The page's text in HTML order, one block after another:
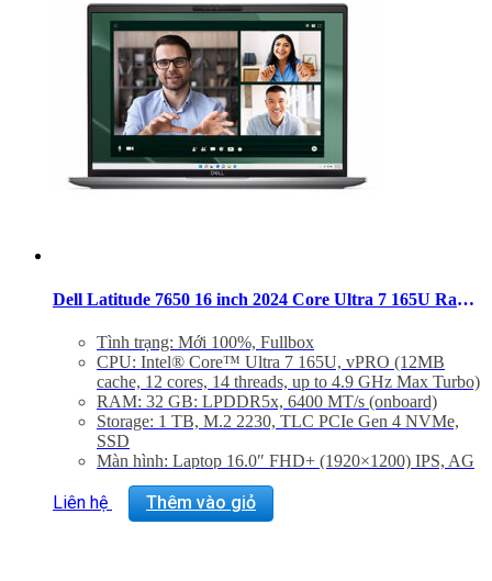
Dell Latitude 7650 16 inch 2024 Core Ultra 7 165U Ram 32GB SSD 1TB FHD+ Windows 11 Pro
Tình trạng: Mới 100%, Fullbox
CPU: Intel® Core™ Ultra 7 165U, vPRO (12MB
cache, 12 cores, 14 threads, up to 4.9 GHz Max Turbo)
RAM: 32 GB: LPDDR5x, 6400 MT/s (onboard)
Storage: 1 TB, M.2 2230, TLC PCIe Gen 4 NVMe,
SSD
Màn hình: Laptop 16.0″ FHD+ (1920×1200) IPS, AG
VGA: Integrated Intel® graphics, Core™ Ultra 7 165U
vPRO Processor, 32GB LPDDR5x Memory
Liên hệ Thêm vào giỏ